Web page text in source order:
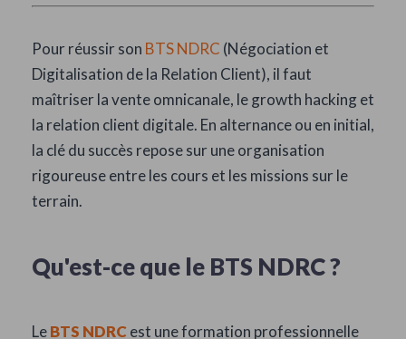
Pour réussir son BTS NDRC (Négociation et
Digitalisation de la Relation Client), il faut
maîtriser la vente omnicanale, le growth hacking et
la relation client digitale. En alternance ou en initial,
la clé du succès repose sur une organisation
rigoureuse entre les cours et les missions sur le
terrain.
Qu'est-ce que le BTS NDRC ?
LeBTS NDRCest une formation professionnelle